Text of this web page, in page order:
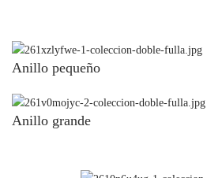
Anillo pequeño
Anillo grande